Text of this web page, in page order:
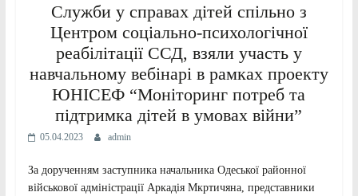
Служби у справах дітей спільно з
Центром соціально-психологічної
реабілітації ССД, взяли участь у
навчальному вебінарі в рамках проекту
ЮНІСЕФ “Моніторинг потреб та
підтримка дітей в умовах війни”
05.04.2023 admin
За дорученням заступника начальника Одеської районної
військової адміністрації Аркадія Мкртичяна, представники